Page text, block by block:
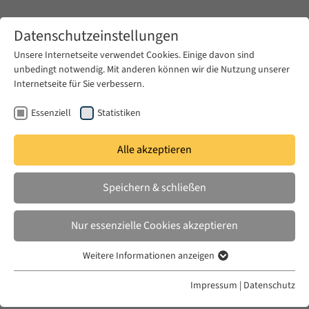
Zum Hauptinhalt springen
Sommersemester 2018
Arturo Monaco
Wednesday, 11 July 2018, 5.00 pm - 6.30 pm |
Forum Transregionale Studien, Wallotstr. 14, 14193
Datenschutzeinstellungen
Unsere Internetseite verwendet Cookies. Einige davon sind
unbedingt notwendig. Mit anderen können wir die Nutzung unserer
Internetseite für Sie verbessern.
Essenziell Statistiken
Alle akzeptieren
Speichern & schließen
Nur essenzielle Cookies akzeptieren
Essenzielle Cookies werden für grundlegende Funktionen der
Weitere Informationen anzeigen
Impressum | Datenschutz